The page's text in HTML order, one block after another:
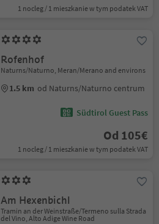
1 nocleg / 1 mieszkanie w tym podatek VAT
Rofenhof
Naturns/Naturno, Meran/Merano and environs
1.5 km od Naturns/Naturno centrum
Südtirol Guest Pass
Od 105€
1 nocleg / 1 mieszkanie w tym podatek VAT
Am Hexenbichl
Tramin an der Weinstraße/Termeno sulla Strada
del Vino, Alto Adige Wine Road